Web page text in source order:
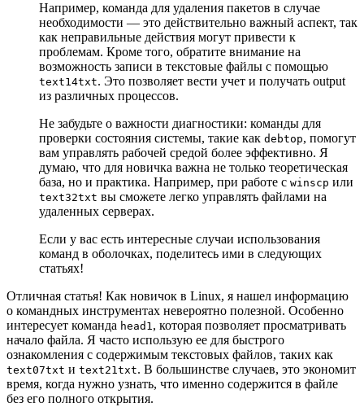
Например, команда для удаления пакетов в случае
необходимости — это действительно важный аспект, так
как неправильные действия могут привести к
проблемам. Кроме того, обратите внимание на
возможность записи в текстовые файлы с помощью
text14txt. Это позволяет вести учет и получать output
из различных процессов.
Не забудьте о важности диагностики: команды для
проверки состояния системы, такие как debtop, помогут
вам управлять рабочей средой более эффективно. Я
думаю, что для новичка важна не только теоретическая
база, но и практика. Например, при работе с winscp или
text32txt вы сможете легко управлять файлами на
удаленных серверах.
Если у вас есть интересные случаи использования
команд в оболочках, поделитесь ими в следующих
статьях!
Отличная статья! Как новичок в Linux, я нашел информацию
о командных инструментах невероятно полезной. Особенно
интересует команда head1, которая позволяет просматривать
начало файла. Я часто использую ее для быстрого
ознакомления с содержимым текстовых файлов, таких как
text07txt и text21txt. В большинстве случаев, это экономит
время, когда нужно узнать, что именно содержится в файле
без его полного открытия.